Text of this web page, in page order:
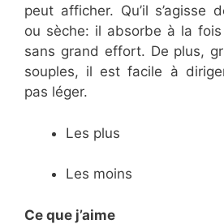
peut afficher. Qu’il s’agisse
ou sèche: il absorbe à la
sans grand effort. De plus,
souples, il est facile à
pas léger.
Les plus
Les moins
Ce que j’aime